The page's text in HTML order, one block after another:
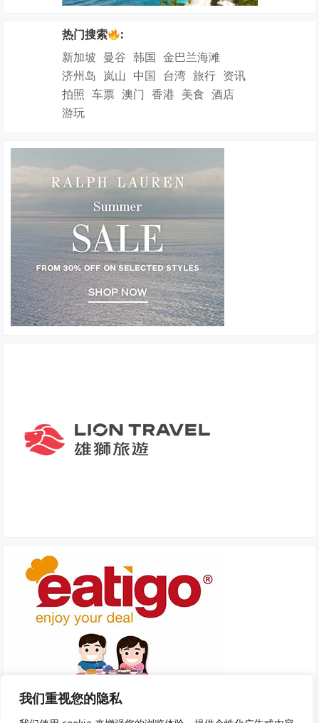
我们重视您的隐私
热门搜索
:
新加坡 曼谷 韩国 金巴兰海滩
济州岛 岚山 中国 台湾 旅行 资讯
拍照 车票 澳门 香港 美食 酒店
游玩